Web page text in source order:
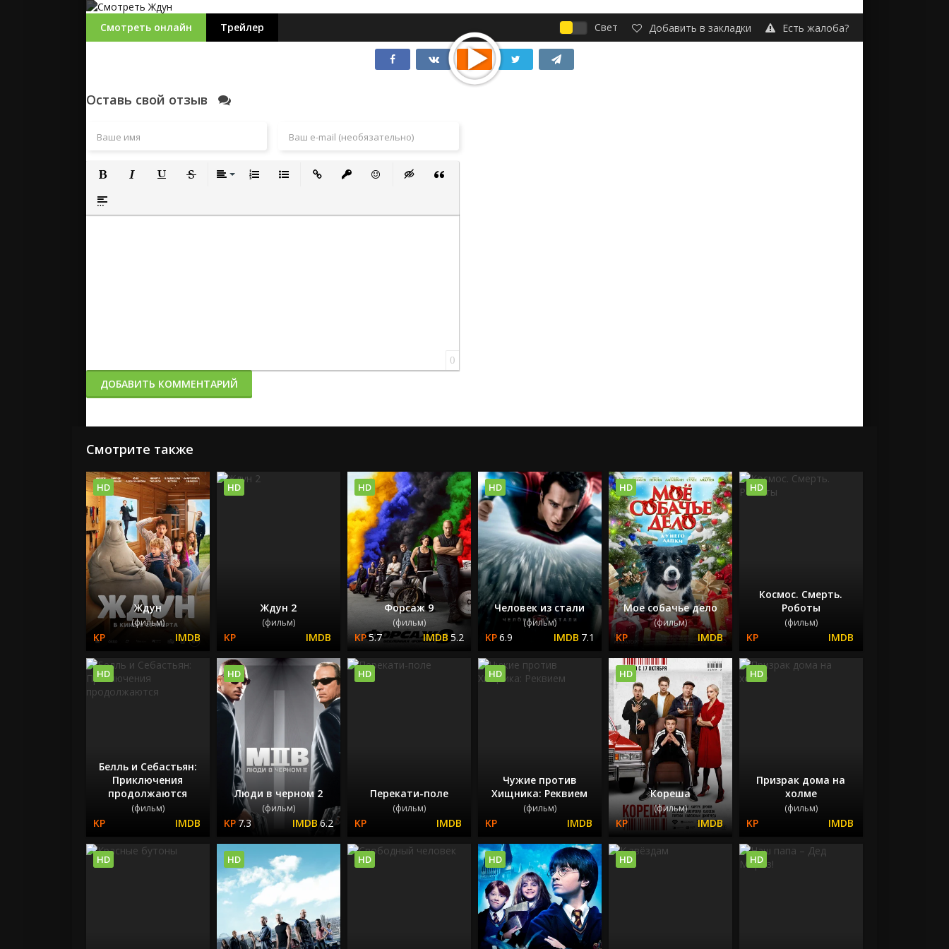
Смотреть онлайн Трейлер Свет Добавить в закладки Есть жалоба?
Оставь свой отзыв
Полужирный
Вставка спойлера
0
ДОБАВИТЬ КОММЕНТАРИЙ
Смотрите также
Ждун
(фильм)
HD
Ждун 2
(фильм)
HD
Форсаж 9
(фильм)
5.7 5.2
HD
Человек из стали
(фильм)
6.9 7.1
HD
Мое собачье дело
(фильм)
HD
Космос. Смерть.
Роботы
(фильм)
HD
Белль и Себастьян:
Приключения
продолжаются
(фильм)
HD
Люди в черном 2
(фильм)
7.3 6.2
HD
Перекати-поле
(фильм)
HD
Чужие против
Хищника: Реквием
(фильм)
HD
Кореша
(фильм)
HD
Призрак дома на
холме
(фильм)
HD
HD HD HD HD HD HD